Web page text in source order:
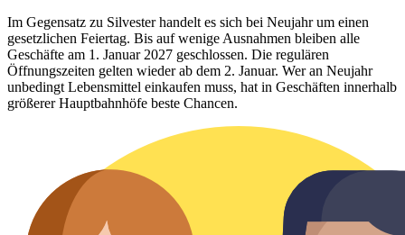
Im Gegensatz zu Silvester handelt es sich bei Neujahr um einen
gesetzlichen Feiertag. Bis auf wenige Ausnahmen bleiben alle
Geschäfte am 1. Januar 2027 geschlossen. Die regulären
Öffnungszeiten gelten wieder ab dem 2. Januar. Wer an Neujahr
unbedingt Lebensmittel einkaufen muss, hat in Geschäften innerhalb
größerer Hauptbahnhöfe beste Chancen.